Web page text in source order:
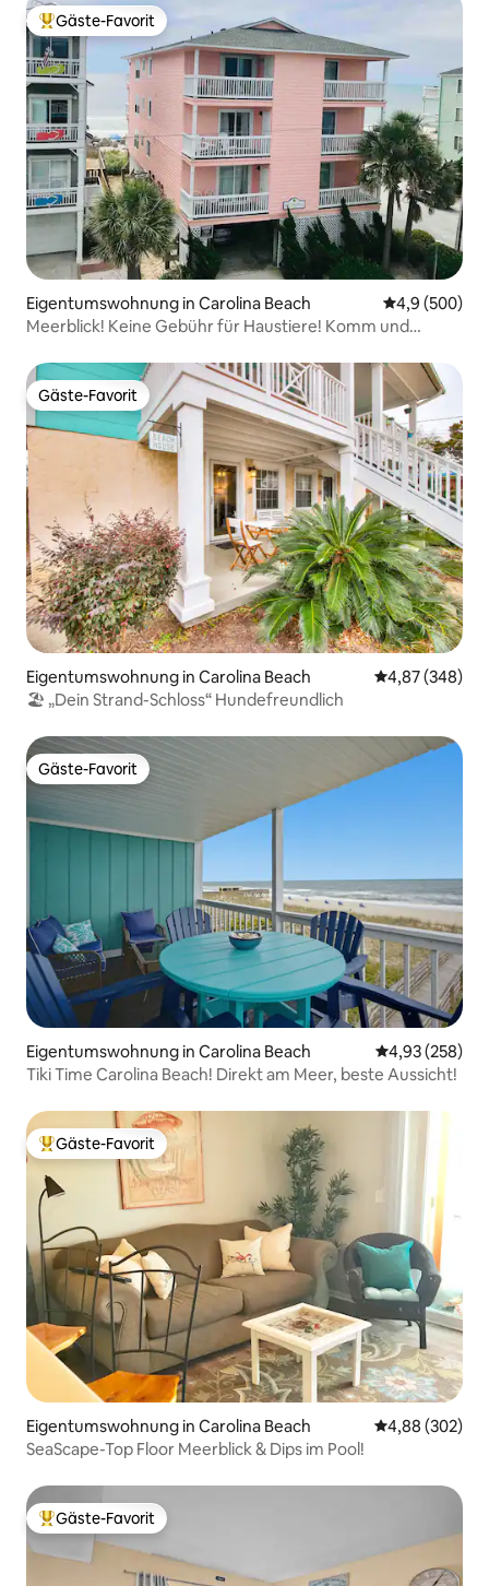
Beliebter Gäste-Favorit.
Gäste-Favorit
Eigentumswohnung in Carolina Beach
4,9 (500)
Meerblick! Keine Gebühr für Haustiere! Komm und
Gäste-Favorit
Gäste-Favorit
Eigentumswohnung in Carolina Beach
4,87 (348)
🏖 „Dein Strand-Schloss“ Hundefreundlich
Gäste-Favorit
Gäste-Favorit
Eigentumswohnung in Carolina Beach
4,93 (258)
Tiki Time Carolina Beach! Direkt am Meer, beste Aussicht!
Beliebter Gäste-Favorit.
Gäste-Favorit
Eigentumswohnung in Carolina Beach
4,88 (302)
SeaScape-Top Floor Meerblick & Dips im Pool!
Beliebter Gäste-Favorit.
Gäste-Favorit